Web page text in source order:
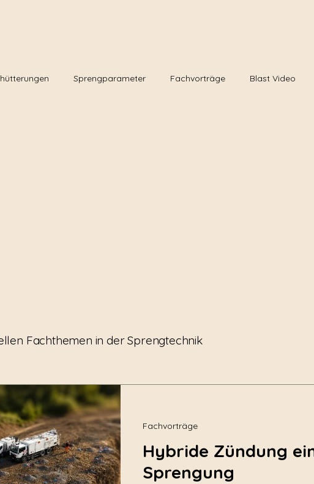
Sprengparameter Fachvorträge Blast Video
Fachthemen in der Sprengtechnik
Hybride Zündung
Sprengung
Fachvorträge